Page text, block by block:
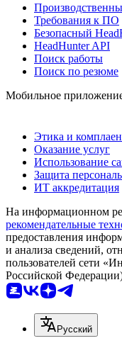
Требования к ПО
Безопасный
HeadHunter API
Поиск работы
Поиск по резюме
Мобильное
Этика и
Оказание услуг
Использование
Защита
ИТ аккредитация
На информационном
рекомендательные
предоставления
и анализа сведений,
пользователей сети
Российской
Русский